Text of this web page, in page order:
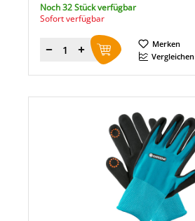
Noch 32 Stück verfügbar
Sofort verfügbar
Menge
Merken
Vergleichen